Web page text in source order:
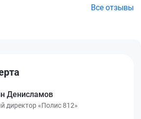
Все отзывы
Денисламов
директор «Полис 812»